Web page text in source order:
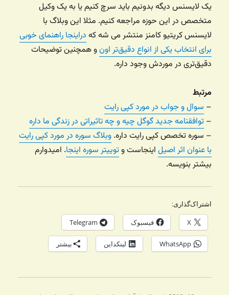
یک لایسنس دیگه بدونیم باید سرچ کنیم یا به یک وکیل
متخصص در این حوزه مراجعه کنیم. مثلا این وبلاگ با
لایسنس کریتیو کامنز منتشر می شه که دراینجا راهنمای خوبی
برای انتخاب یکی از انواع دقیق‌تر اونو همچنین توضیحات
دقیق‌تری در موردش وجود داره.
مرتبط
– سوال و جواب در مورد کپی رایت
–توافقنامه جدید گوگل چیه و چه تاثیراتی در زندگی ما داره
– سوره تخصص کپی رایت داره.وبلاگ سوره در مورد کپی رایت
با عنوان اثر اصیل اینجاست وتوییتر سوره اینجا. امیدوارم
بیشتر بنویسه.
اشتراک‌گذاری:
X فیسبوک Telegram
WhatsApp لینکداین بیشتر